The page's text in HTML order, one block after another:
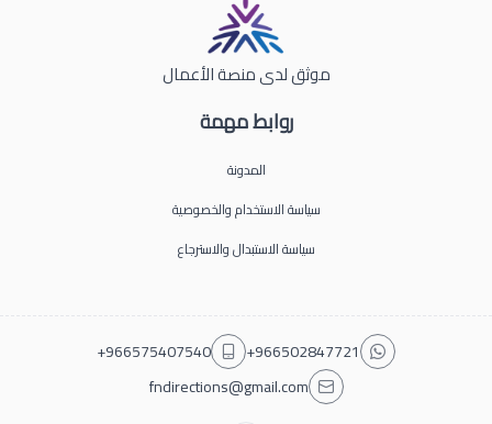
روابط مهمة
المدونة
سياسة الاستخدام والخصوصية
سياسة الاستبدال والاسترجاع
موثق لدى منصة الأعمال
+966502847721
+966575407540
fndirections@gmail.com